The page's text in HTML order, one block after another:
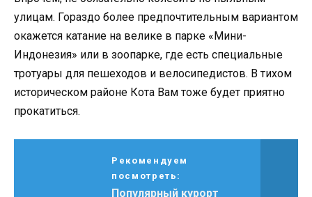
улицам. Гораздо более предпочтительным вариантом
окажется катание на велике в парке «Мини-
Индонезия» или в зоопарке, где есть специальные
тротуары для пешеходов и велосипедистов. В тихом
историческом районе Кота Вам тоже будет приятно
прокатиться.
Рекомендуем
посмотреть:
Популярный курорт